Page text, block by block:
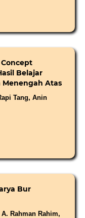
Belajar
Menengah Atas
Tang, Anin
Bur
Rahman Rahim,